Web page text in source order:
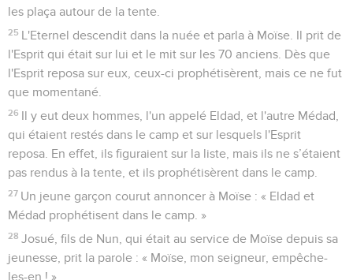
les plaça autour de la tente.
25 L'Eternel descendit dans la nuée et parla à Moïse. Il prit de
l'Esprit qui était sur lui et le mit sur les 70 anciens. Dès que
l'Esprit reposa sur eux, ceux-ci prophétisèrent, mais ce ne fut
que momentané.
26 Il y eut deux hommes, l'un appelé Eldad, et l'autre Médad,
qui étaient restés dans le camp et sur lesquels l'Esprit
reposa. En effet, ils figuraient sur la liste, mais ils ne s’étaient
pas rendus à la tente, et ils prophétisèrent dans le camp.
27 Un jeune garçon courut annoncer à Moïse : « Eldad et
Médad prophétisent dans le camp. »
28 Josué, fils de Nun, qui était au service de Moïse depuis sa
jeunesse, prit la parole : « Moïse, mon seigneur, empêche-
les-en ! »